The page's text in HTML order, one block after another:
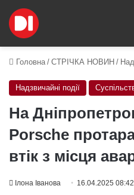
Головна / СТРІЧКА НОВИН /
Надзвичайні події
На
Porsche
втік з місця
Ілона Іванова 16.04.2025 08:42